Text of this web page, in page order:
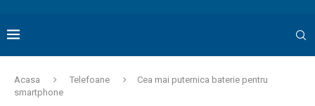
Acasa Telefoane
Cea mai puternica baterie pentru
smartphone